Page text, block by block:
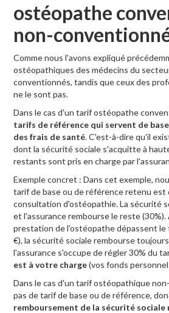
ostéopathe
non-
Comme nous l'avons expliqué
ostéopathiques des médecins du
conventionnés, tandis que ceux des
ne le sont pas.
Dans le cas d'un tarif ostéopathe
tarifs de référence qui servent de
des frais de santé. C'est-à-dire qu'il
dont la sécurité sociale s'acquitte à
restants sont pris en charge par
Exemple concret : Dans cet exemple,
tarif de base ou de référence retenu est
consultation d'ostéopathie. La sécurité
et l'assurance rembourse le reste (30%).
prestation de l'ostéopathe dépassent le
€), la sécurité sociale rembourse
l'assurance s'occupe de régler 30% du
est à votre charge(vos fonds
Dans le cas d'un tarif ostéopathique
pas de tarif de base ou de référence,
remboursement de la sécurité sociale